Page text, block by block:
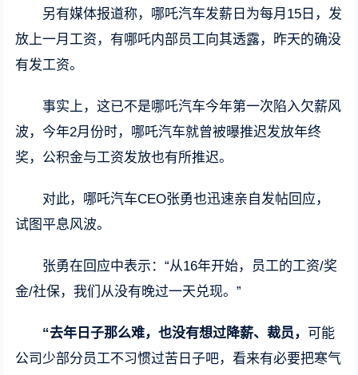
另有媒体报道称，哪吒汽车发薪日为每月15日，发
放上一月工资，有哪吒内部员工向其透露，昨天的确没
有发工资。
事实上，这已不是哪吒汽车今年第一次陷入欠薪风
波，今年2月份时，哪吒汽车就曾被曝推迟发放年终
奖，公积金与工资发放也有所推迟。
对此，哪吒汽车CEO张勇也迅速亲自发帖回应，
试图平息风波。
张勇在回应中表示：“从16年开始，员工的工资/奖
金/社保，我们从没有晚过一天兑现。”
“去年日子那么难，也没有想过降薪、裁员， 可能
公司少部分员工不习惯过苦日子吧，看来有必要把寒气